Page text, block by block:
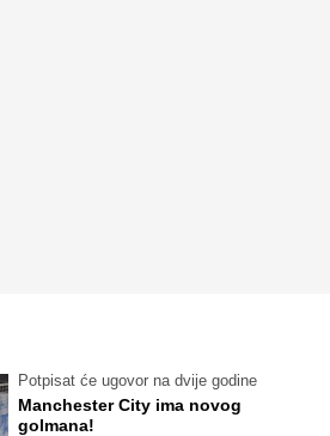
Potpisat će ugovor na dvije godine
Manchester City ima novog
golmana!